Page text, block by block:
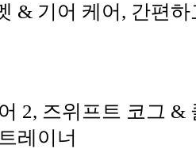
& 기어 케어, 간편하
2, 즈위프트 코그 &
레이너